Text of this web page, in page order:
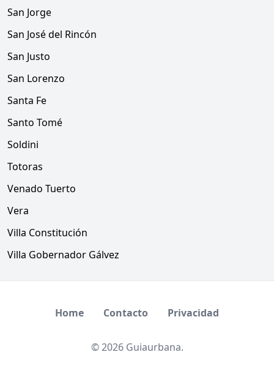
San Jorge
San José del Rincón
San Justo
San Lorenzo
Santa Fe
Santo Tomé
Soldini
Totoras
Venado Tuerto
Vera
Villa Constitución
Villa Gobernador Gálvez
Home Contacto Privacidad
© 2026 Guiaurbana.